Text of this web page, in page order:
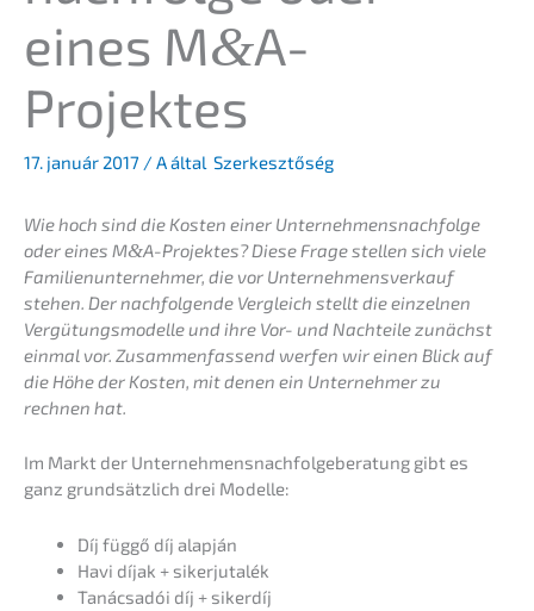
eines M&A-
Projektes
17. január 2017 / A által Szerkesztőség
Wie hoch sind die Kosten einer Unternehmens­nachfolge
oder eines M&A-Projektes? Diese Frage stellen sich viele
Famili­en­un­ter­neh­mer, die vor Unter­nehmens­verkauf
stehen. Der nachfol­gen­de Vergleich stellt die einzel­nen
Vergü­tungs­mo­del­le und ihre Vor- und Nachtei­le zunächst
einmal vor. Zusam­men­fas­send werfen wir einen Blick auf
die Höhe der Kosten, mit denen ein Unter­neh­mer zu
rechnen hat.
Im Markt der Unter­neh­mens­nach­fol­ge­be­ra­tung gibt es
ganz grund­sätz­lich drei Modelle:
Díj függő díj alapján
Havi díjak + sikerjutalék
Tanác­sa­dói díj + sikerdíj